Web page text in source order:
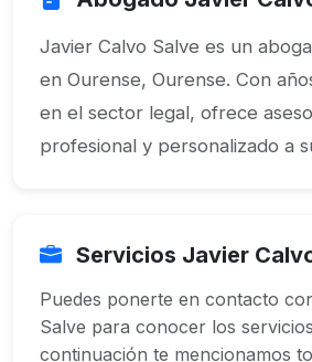
Javier Calvo Salve es un
en Ourense, Ourense. Con
en el sector legal, ofrece
profesional y personalizado a
Servicios Javier
Puedes ponerte en contacto
Salve para conocer los
continuación te mencionamos